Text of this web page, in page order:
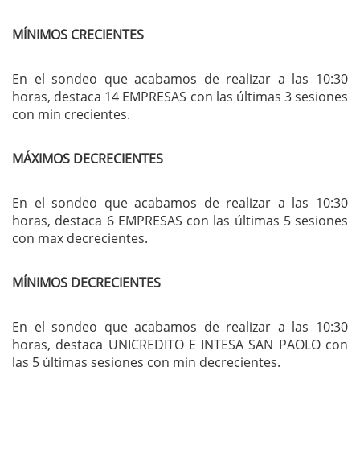
MÍNIMOS CRECIENTES
En el sondeo que acabamos de realizar a las 10:30
horas, destaca 14 EMPRESAS con las últimas 3 sesiones
con min crecientes.
MÁXIMOS DECRECIENTES
En el sondeo que acabamos de realizar a las 10:30
horas, destaca 6 EMPRESAS con las últimas 5 sesiones
con max decrecientes.
MÍNIMOS DECRECIENTES
En el sondeo que acabamos de realizar a las 10:30
horas, destaca UNICREDITO E INTESA SAN PAOLO con
las 5 últimas sesiones con min decrecientes.